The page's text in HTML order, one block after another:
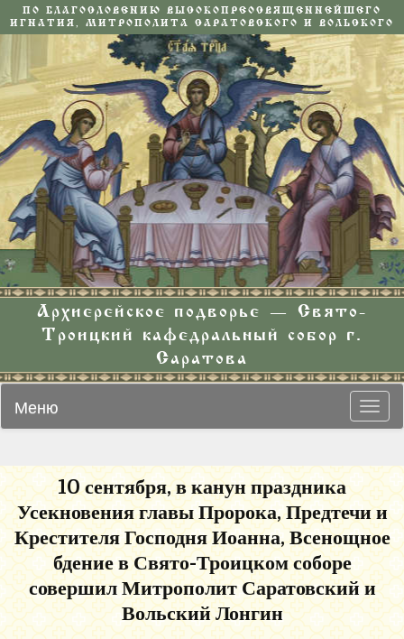
ПО БЛАГОСЛОВЕНИЮ ВЫСОКОПРЕОСВЯЩЕННЕЙШЕГО
ИГНАТИЯ, МИТРОПОЛИТА САРАТОВСКОГО И ВОЛЬСКОГО
Архиерейское подворье — Свято-
Троицкий кафедральный собор г.
Саратова
Меню
10 сентября, в канун праздника
Усекновения главы Пророка, Предтечи и
Крестителя Господня Иоанна, Всенощное
бдение в Свято-Троицком соборе
совершил Митрополит Саратовский и
Вольский Лонгин